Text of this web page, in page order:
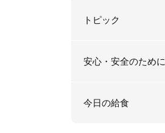
トピック
安心・安全のために
今日の給食